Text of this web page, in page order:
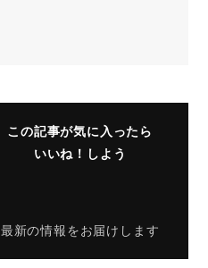
この記事が気に入ったら
いいね！しよう
最新の情報をお届けします